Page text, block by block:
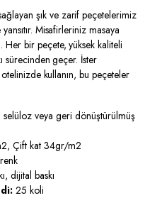
şık ve zarif peçetelerimiz
Misafirleriniz masaya
Her bir peçete, yüksek kaliteli
sürecinden geçer. İster
kullanın, bu peçeteler
veya geri dönüştürülmüş
Çift kat 34gr/m2
dijital baskı
25 koli